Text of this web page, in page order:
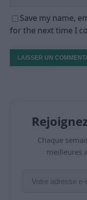
Save my name,
for the next time I
Chaque
meilleures